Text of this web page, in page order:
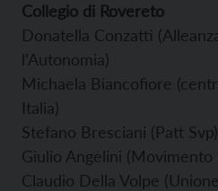
Collegio di Rovereto
Donatella Conzatti
l’Autonomia)
Michaela Biancofiore
Italia)
Stefano Bresciani (Patt Svp)
Giulio Angelini (Movimento
Claudio Della Volpe